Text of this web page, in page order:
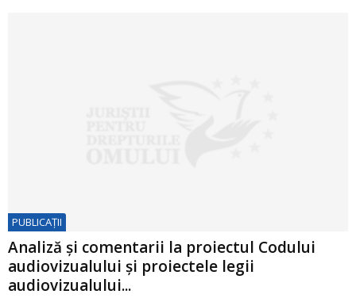
PUBLICAŢII
Analiză şi comentarii la proiectul Сodului
audiovizualului şi proiectele legii
audiovizualului...